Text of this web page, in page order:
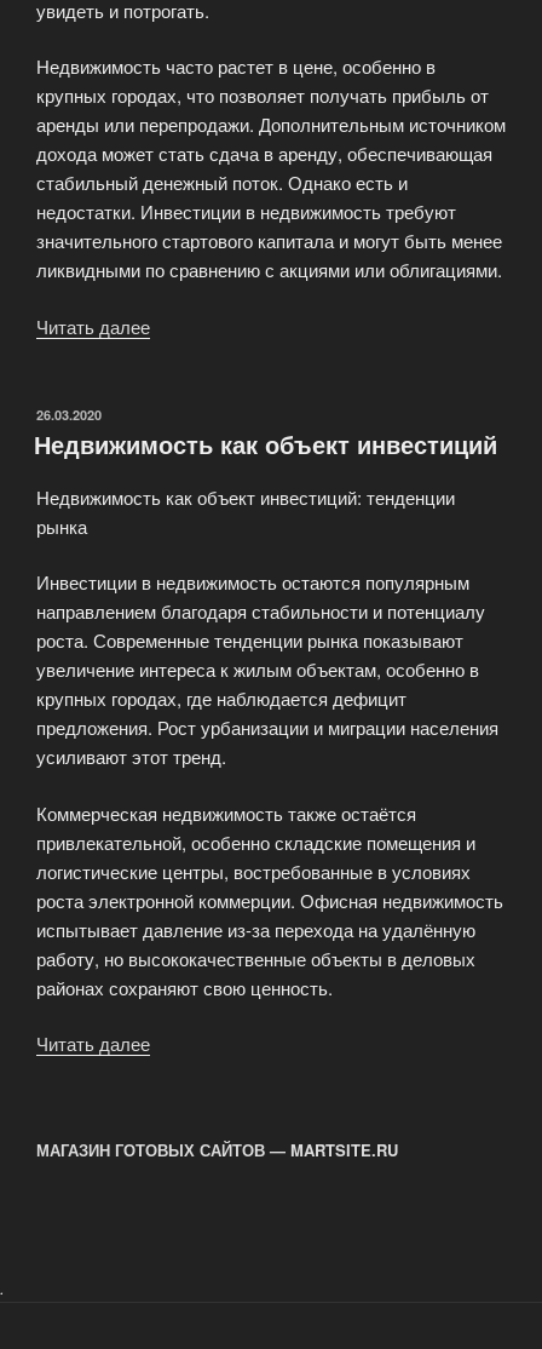
увидеть и потрогать.
Недвижимость часто растет в цене, особенно в
крупных городах, что позволяет получать прибыль от
аренды или перепродажи. Дополнительным источником
дохода может стать сдача в аренду, обеспечивающая
стабильный денежный поток. Однако есть и
недостатки. Инвестиции в недвижимость требуют
значительного стартового капитала и могут быть менее
ликвидными по сравнению с акциями или облигациями.
Читать далее
и
ОПУБЛИКОВАНО
26.03.2020
Недвижимость как объект инвестиций
Недвижимость как объект инвестиций: тенденции
рынка
Инвестиции в недвижимость остаются популярным
направлением благодаря стабильности и потенциалу
роста. Современные тенденции рынка показывают
увеличение интереса к жилым объектам, особенно в
крупных городах, где наблюдается дефицит
предложения. Рост урбанизации и миграции населения
усиливают этот тренд.
Коммерческая недвижимость также остаётся
привлекательной, особенно складские помещения и
логистические центры, востребованные в условиях
роста электронной коммерции. Офисная недвижимость
испытывает давление из-за перехода на удалённую
работу, но высококачественные объекты в деловых
районах сохраняют свою ценность.
Читать далее
МАГАЗИН ГОТОВЫХ САЙТОВ — MARTSITE.RU
.